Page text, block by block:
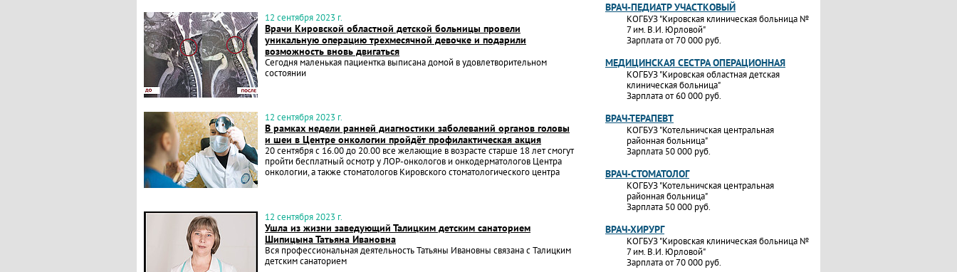
12 сентября 2023 г.
Врачи Кировской областной детской больницы провели
уникальную операцию трехмесячной девочке и подарили
возможность вновь двигаться
Сегодня маленькая пациентка выписана домой в удовлетворительном
состоянии
12 сентября 2023 г.
В рамках недели ранней диагностики заболеваний органов головы
и шеи в Центре онкологии пройдёт профилактическая акция
20 сентября с 16.00 до 20.00 все желающие в возрасте старше 18 лет смогут
пройти бесплатный осмотр у ЛОР-онкологов и онкодерматологов Центра
онкологии, а также стоматологов Кировского стоматологического центра
12 сентября 2023 г.
Ушла из жизни заведующий Талицким детским санаторием
Шипицына Татьяна Ивановна
Вся профессиональная деятельность Татьяны Ивановны связана с Талицким
детским санаторием
ВРАЧ-ПЕДИАТР УЧАСТКОВЫЙ
КОГБУЗ "Кировская клиническая больница №
7 им. В.И. Юрловой"
Зарплата от 70 000 руб.
МЕДИЦИНСКАЯ СЕСТРА ОПЕРАЦИОННАЯ
КОГБУЗ "Кировская областная детская
клиническая больница"
Зарплата от 60 000 руб.
ВРАЧ-ТЕРАПЕВТ
КОГБУЗ "Котельничская центральная
районная больница"
Зарплата 50 000 руб.
ВРАЧ-СТОМАТОЛОГ
КОГБУЗ "Котельничская центральная
районная больница"
Зарплата 50 000 руб.
ВРАЧ-ХИРУРГ
КОГБУЗ "Кировская клиническая больница №
7 им. В.И. Юрловой"
Зарплата от 70 000 руб.